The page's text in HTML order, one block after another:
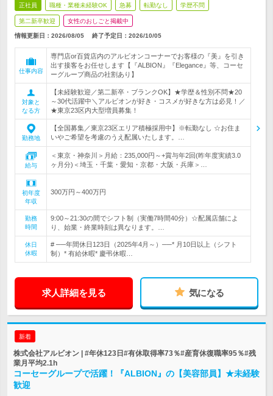
正社員 職種・業種未経験OK 急募 転勤なし 学歴不問
第二新卒歓迎 女性のおしごと掲載中
情報更新日：2026/08/05 終了予定日： 2026/10/05
仕事内容
専門店or百貨店内のアルビオンコーナーでお客様の『美』を引き
出す接客をお任せします【『ALBION』『Elegance』等、コーセ
ーグループ商品の社割あり】
対象と
なる方
【未経験歓迎／第二新卒・ブランクOK】★学歴＆性別不問★20
～30代活躍中＼アルビオンが好き・コスメが好きな方は必見！／
★東京23区内大型増員募集！
勤務地
【全国募集／東京23区エリア積極採用中】※転勤なし ☆お住ま
いやご希望を考慮のうえ配属いたします。…
給与
＜東京・神奈川＞月給：235,000円～+賞与年2回(昨年度実績3.0
ヶ月分)＜埼玉・千葉・愛知・京都・大阪・兵庫＞…
初年度
年収
300万円～400万円
勤務
時間
9:00～21:30の間でシフト制（実働7時間40分）☆配属店舗によ
り、始業・終業時刻は異なります。…
休日
休暇
# ──年間休日123日（2025年4月～）──* 月10日以上（シフト
制）* 有給休暇* 慶弔休暇…
求人詳細を見る 気になる
新着
株式会社アルビオン | #年休123日#有休取得率73％#産育休復職率95％#残
業月平均2.1h
コーセーグループで活躍！『ALBION』の【美容部員】★未経験
歓迎